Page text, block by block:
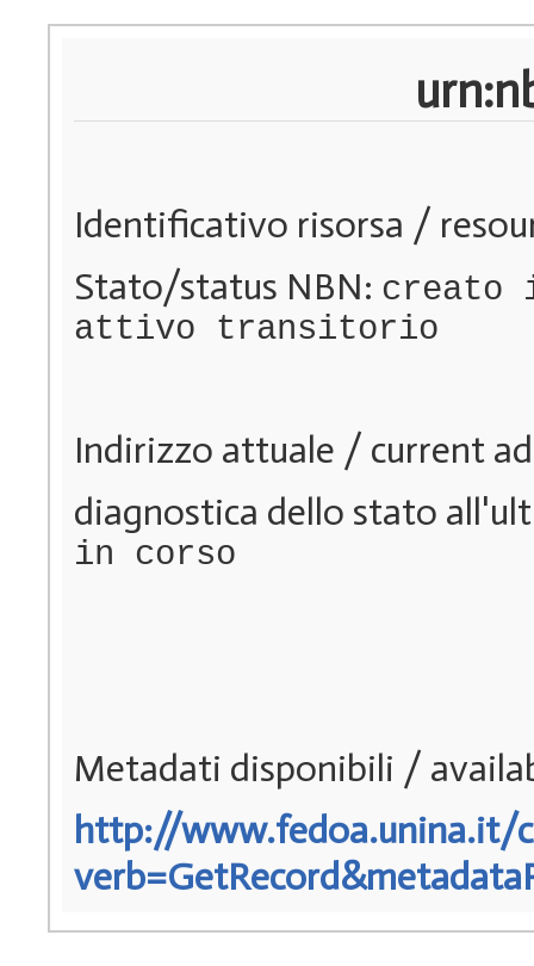
Identificativo risorsa /
Stato/status NBN: creato
attivo transitorio
Indirizzo attuale / current
diagnostica dello stato
in corso
Metadati disponibili /
http://www.fedoa.unina.it/